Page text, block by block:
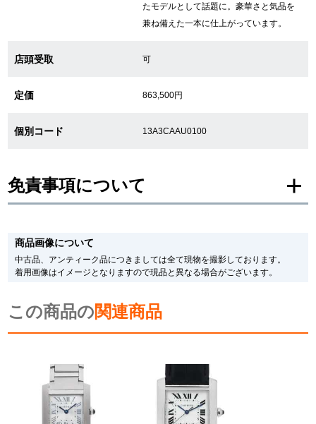
商品画像について
中古品、アンティーク品につきましては全て現物を撮影しております。
着用画像はイメージとなりますので現品と異なる場合がございます。
この商品の関連商品
たモデルとして話題に。豪華さと気品を
兼ね備えた一本に仕上がっています。
店頭受取 可
定価 863,500円
個別コード 13A3CAAU0100
免責事項について
メーカー保護シールの有無に個体差がございますのでご了承下さいませ。
また、メーカーにてマイナーチェンジがなされる場合がございますが、在庫品
の仕様で販売させていただきますので予めご了承の程お願いいたします。
尚、中古品、アンティーク品につきましては現品を撮影しております。
ます。
の掲載を控えております。
※当店では店頭販売も行っております為、サイトでのご注文と店頭処理との時
間差で在庫切れになる場合がございます。
予めご了承くださいませ。
また、ご来店にてご購入を希望される場合にも、事前に在庫の確認をお電話か
メールにてお問い合わせいただけますようお願いいたします。